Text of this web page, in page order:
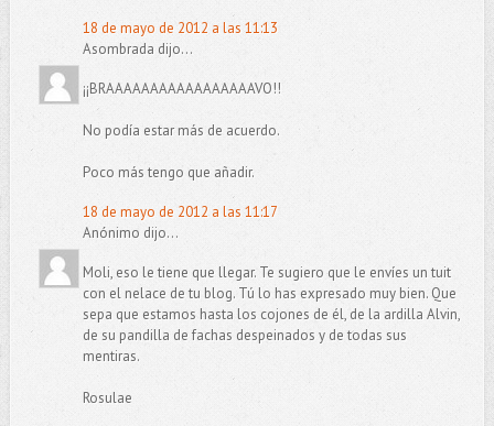
18 de mayo de 2012 a las 11:13
Asombrada dijo...
¡¡BRAAAAAAAAAAAAAAAAAVO!!
No podía estar más de acuerdo.
Poco más tengo que añadir.
18 de mayo de 2012 a las 11:17
Anónimo dijo...
Moli, eso le tiene que llegar. Te sugiero que le envíes un tuit
con el nelace de tu blog. Tú lo has expresado muy bien. Que
sepa que estamos hasta los cojones de él, de la ardilla Alvin,
de su pandilla de fachas despeinados y de todas sus
mentiras.
Rosulae